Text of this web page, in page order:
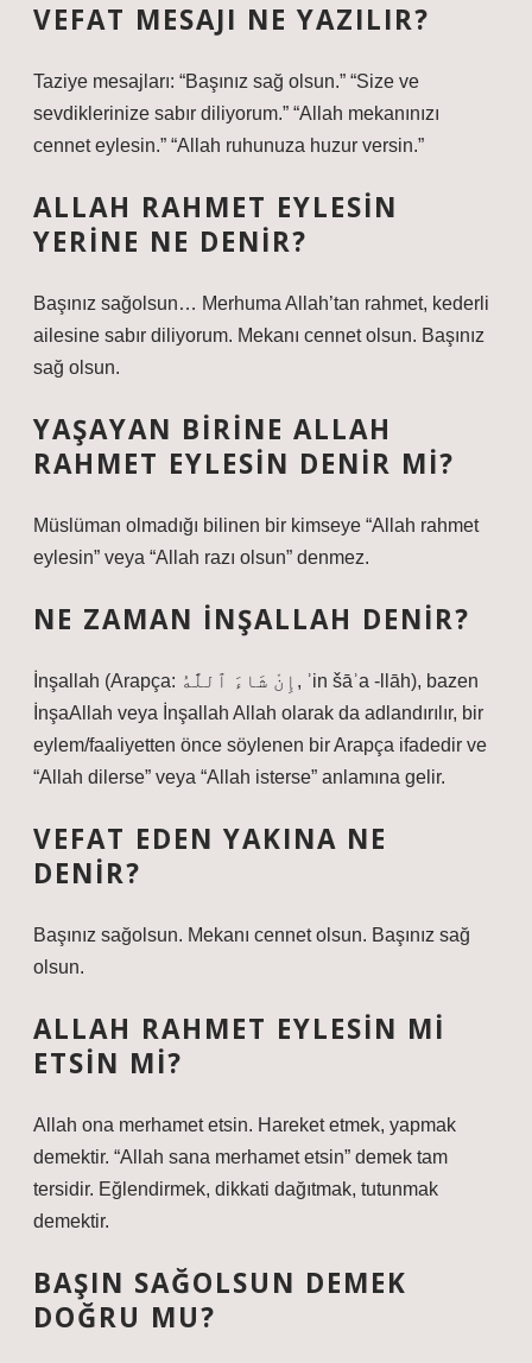
VEFAT MESAJI NE YAZILIR?
Taziye mesajları: “Başınız sağ olsun.” “Size ve
sevdiklerinize sabır diliyorum.” “Allah mekanınızı
cennet eylesin.” “Allah ruhunuza huzur versin.”
ALLAH RAHMET EYLESIN
YERINE NE DENIR?
Başınız sağolsun… Merhuma Allah’tan rahmet, kederli
ailesine sabır diliyorum. Mekanı cennet olsun. Başınız
sağ olsun.
YAŞAYAN BIRINE ALLAH
RAHMET EYLESIN DENIR MI?
Müslüman olmadığı bilinen bir kimseye “Allah rahmet
eylesin” veya “Allah razı olsun” denmez.
NE ZAMAN INŞALLAH DENIR?
İnşallah (Arapça: إِنْ شَاءَ ٱللَّٰهُ, ʾin šāʾa -llāh), bazen
İnşaAllah veya İnşallah Allah olarak da adlandırılır, bir
eylem/faaliyetten önce söylenen bir Arapça ifadedir ve
“Allah dilerse” veya “Allah isterse” anlamına gelir.
VEFAT EDEN YAKINA NE
DENIR?
Başınız sağolsun. Mekanı cennet olsun. Başınız sağ
olsun.
ALLAH RAHMET EYLESIN MI
ETSIN MI?
Allah ona merhamet etsin. Hareket etmek, yapmak
demektir. “Allah sana merhamet etsin” demek tam
tersidir. Eğlendirmek, dikkati dağıtmak, tutunmak
demektir.
BAŞIN SAĞOLSUN DEMEK
DOĞRU MU?